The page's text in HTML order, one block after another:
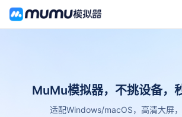
MuMu模拟器，不挑设备，
适配Windows/macOS，高清大屏